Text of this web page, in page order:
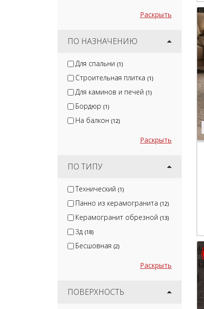
Раскрыть
ПО НАЗНАЧЕНИЮ
Для спальни (1)
Строительная плитка (1)
Для каминов и печей (1)
Бордюр (1)
На балкон (12)
Раскрыть
ПО ТИПУ
Технический (1)
Панно из керамогранита (12)
Керамогранит обрезной (13)
3д (18)
Бесшовная (2)
Раскрыть
ПОВЕРХНОСТЬ